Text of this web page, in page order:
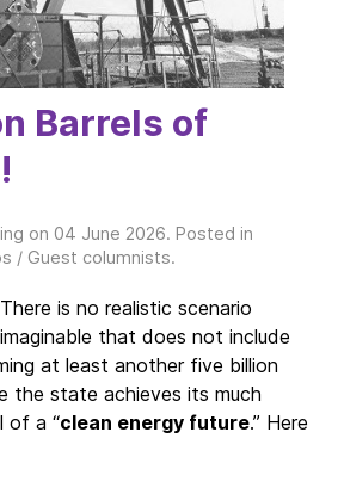
Barrels of
on 04 June 2026. Posted in
/ Guest columnists.
There is no realistic scenario
imaginable that does not include
at least another five billion
the state achieves its much
of a “clean energy future.” Here